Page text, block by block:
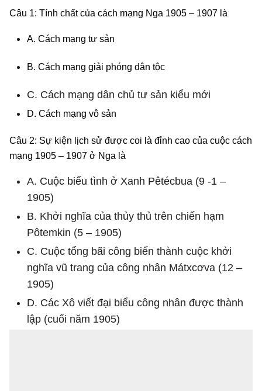
Câu 1: Tính chất của cách mạng Nga 1905 – 1907 là
A. Cách mạng tư sản
B. Cách mạng giải phóng dân tộc
C. Cách mạng dân chủ tư sản kiểu mới
D. Cách mạng vô sản
Câu 2: Sự kiện lịch sử được coi là đỉnh cao của cuộc cách
mạng 1905 – 1907 ở Nga là
A. Cuộc biểu tình ở Xanh Pêtécbua (9 -1 –
1905)
B. Khởi nghĩa của thủy thủ trên chiến hạm
Pôtemkin (5 – 1905)
C. Cuộc tổng bãi công biến thành cuộc khởi
nghĩa vũ trang của công nhân Mátxcơva (12 –
1905)
D. Các Xô viết đại biểu công nhân được thành
lập (cuối năm 1905)